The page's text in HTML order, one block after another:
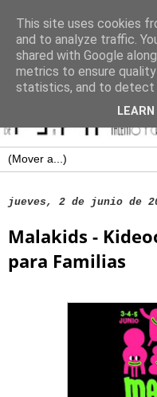
jueves, 2 de junio de
Malakids -
para Familias
This site uses cookies
and to analyze traffic.
shared with Google
metrics to ensure
statistics, and to detect